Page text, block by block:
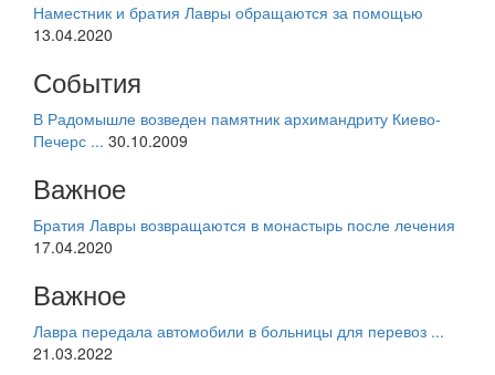
Наместник и братия Лавры обращаются за помощью
13.04.2020
События
В Радомышле возведен памятник архимандриту Киево-
Печерс ... 30.10.2009
Важное
Братия Лавры возвращаются в монастырь после лечения
17.04.2020
Важное
Лавра передала автомобили в больницы для перевоз ...
21.03.2022